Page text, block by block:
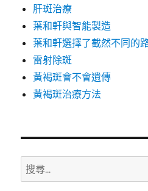
肝斑治療
葉和軒與智能製造
葉和軒選擇了截然不同的
雷射除斑
黃褐斑會不會遺傳
黃褐斑治療方法
搜
尋